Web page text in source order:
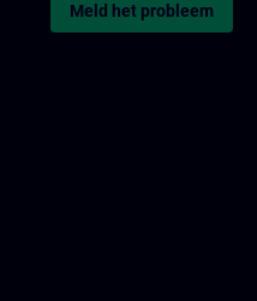
Meld het probleem